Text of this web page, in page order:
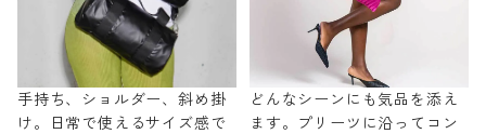
手持ち、ショルダー、斜め掛
け。日常で使えるサイズ感で
どんなシーンにも気品を添え
ます。プリーツに沿ってコン